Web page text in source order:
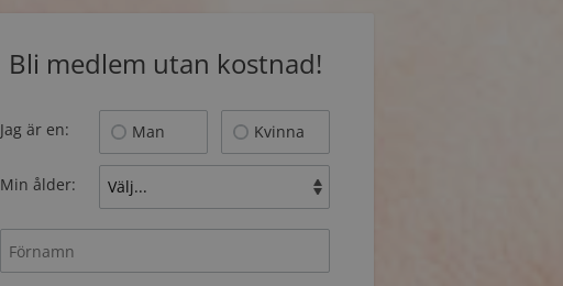
Bli medlem utan kostnad!
Jag är en: Man Kvinna
Min ålder: